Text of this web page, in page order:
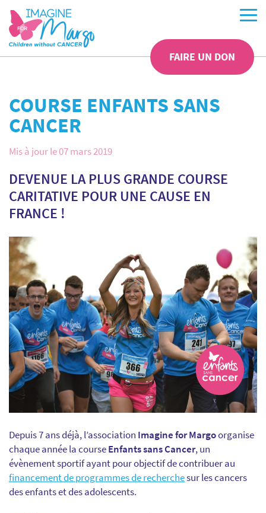
FAIRE UN DON
COURSE ENFANTS SANS
CANCER
Mis à jour le 07 mars 2019
DEVENUE LA PLUS GRANDE COURSE
CARITATIVE POUR UNE CAUSE EN
FRANCE !
Depuis 7 ans déjà, l’association Imagine for Margoorganise
chaque année la courseEnfants sans Cancer, un
évènement sportif ayant pour objectif de contribuer au
financement de programmes de recherchesur les cancers
des enfants et des adolescents.